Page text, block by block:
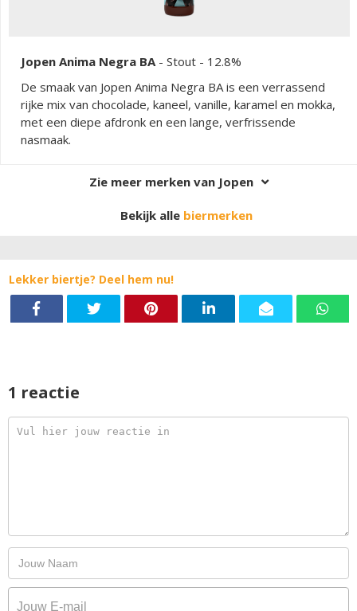
Jopen Anima Negra BA - Stout - 12.8%
De smaak van Jopen Anima Negra BA is een verrassend
rijke mix van chocolade, kaneel, vanille, karamel en mokka,
met een diepe afdronk en een lange, verfrissende
nasmaak.
Zie meer merken van Jopen
Bekijk alle biermerken
Lekker biertje? Deel hem nu!
1 reactie